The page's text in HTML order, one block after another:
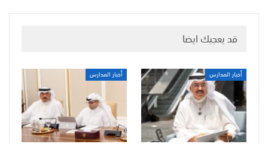
قد يعجبك ايضا
أخبار المدارس أخبار المدارس